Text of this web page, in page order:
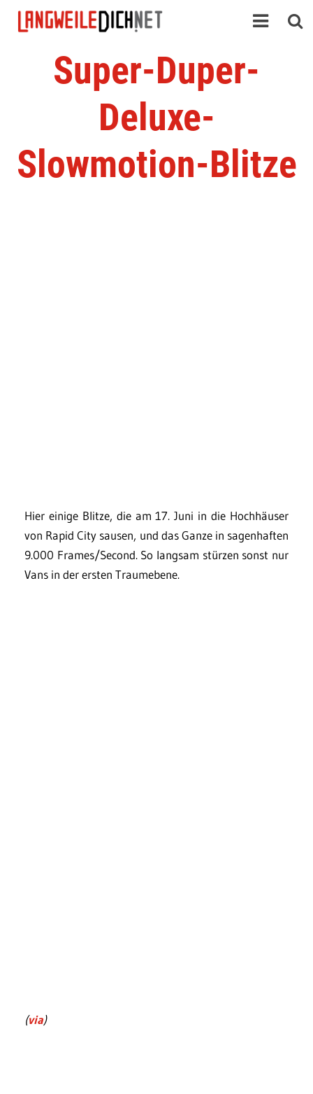
Super-Duper-
Deluxe-
Slowmotion-Blitze
Hier einige Blitze, die am 17. Juni in die Hochhäuser
von Rapid City sausen, und das Ganze in sagenhaften
9.000 Frames/Second. So langsam stürzen sonst nur
Vans in der ersten Traumebene.
(via)